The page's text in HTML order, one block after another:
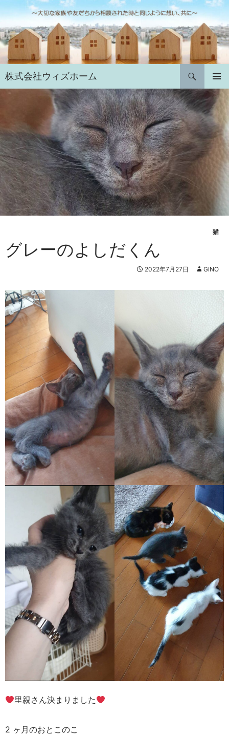
ン
テ
ン
ツ
へ
ス
キ
株式会社ウィズホーム
検
索
メインメ
ニュー
猫
グレーのよしだくん
2022年7月27日 GINO
里親さん決まりました
2 ヶ月のおとこのこ